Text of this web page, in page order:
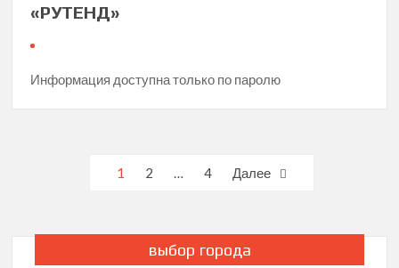
«РУТЕНД»
Информация доступна только по паролю
Навигация
записям
1 2 4 Далее
выбор города